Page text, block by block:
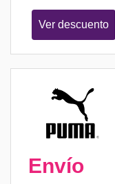
Ver descuento
Envío